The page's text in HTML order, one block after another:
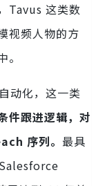
Tavus 这类数
视频人物的方
动化，这一类
件跟进逻辑，对
序列。 最具